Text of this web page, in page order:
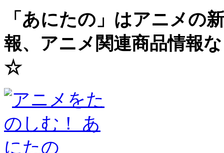
「あにたの」はアニメの
報、アニメ関連商品情報
☆